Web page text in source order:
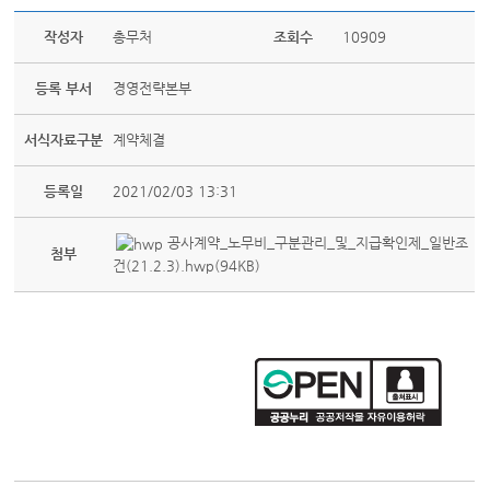
작성자 총무처 조회수 10909
등록 부서 경영전략본부
서식자료구분 계약체결
등록일 2021/02/03 13:31
첨부
공사계약_노무비_구분관리_및_지급확인제_일반조
건(21.2.3).hwp(94KB)